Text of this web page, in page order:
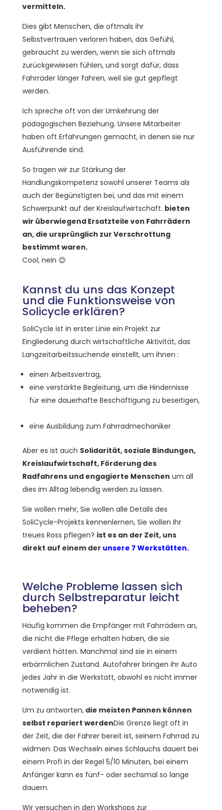
vermitteln.
Dies gibt Menschen, die oftmals ihr
Selbstvertrauen verloren haben, das Gefühl,
gebraucht zu werden, wenn sie sich oftmals
zurückgewiesen fühlen, und sorgt dafür, dass
Fahrräder länger fahren, weil sie gut gepflegt
werden.
Ich spreche oft von der Umkehrung der
pädagogischen Beziehung. Unsere Mitarbeiter
haben oft Erfahrungen gemacht, in denen sie nur
Ausführende sind.
So tragen wir zur Stärkung der
Handlungskompetenz sowohl unserer Teams als
auch der Begünstigten bei, und das mit einem
Schwerpunkt auf der Kreislaufwirtschaft. bieten
wir überwiegend Ersatzteile von Fahrrädern
an, die ursprünglich zur Verschrottung
bestimmt waren.
Cool, nein 😊
Kannst du uns das Konzept
und die Funktionsweise von
Solicycle erklären?
SoliCycle ist in erster Linie ein Projekt zur
Eingliederung durch wirtschaftliche Aktivität, das
Langzeitarbeitssuchende einstellt, um ihnen :
einen Arbeitsvertrag,
eine verstärkte Begleitung, um die Hindernisse
für eine dauerhafte Beschäftigung zu beseitigen,
eine Ausbildung zum Fahrradmechaniker
Aber es ist auch Solidarität, soziale Bindungen,
Kreislaufwirtschaft, Förderung des
Radfahrens und engagierte Menschen um all
dies im Alltag lebendig werden zu lassen.
Sie wollen mehr, Sie wollen alle Details des
SoliCycle-Projekts kennenlernen, Sie wollen Ihr
treues Ross pflegen? ist es an der Zeit, uns
direkt auf einem der unsere 7 Werkstätten.
Welche Probleme lassen sich
durch Selbstreparatur leicht
beheben?
Häufig kommen die Empfänger mit Fahrrädern an,
die nicht die Pflege erhalten haben, die sie
verdient hätten. Manchmal sind sie in einem
erbärmlichen Zustand. Autofahrer bringen ihr Auto
jedes Jahr in die Werkstatt, obwohl es nicht immer
notwendig ist.
Um zu antworten,die meisten Pannen können
selbst repariert werdenDie Grenze liegt oft in
der Zeit, die der Fahrer bereit ist, seinem Fahrrad zu
widmen. Das Wechseln eines Schlauchs dauert bei
einem Profi in der Regel 5/10 Minuten, bei einem
Anfänger kann es fünf- oder sechsmal so lange
dauern.
Wir versuchen in den Workshops zur